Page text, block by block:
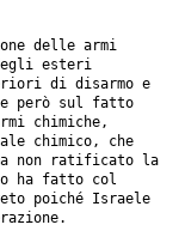
delle armi
esteri
di disarmo e
però sul fatto
chimiche,
chimico, che
non ratificato la
ha fatto col
poiché Israele